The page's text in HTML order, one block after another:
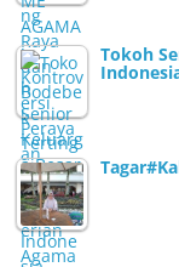
Tokoh